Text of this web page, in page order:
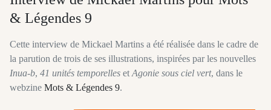
& Légendes 9
Cette interview de Mickael Martins a été réalisée dans le cadre de
la parution de trois de ses illustrations, inspirées par les nouvelles
Inua-b, 41 unités temporelles et Agonie sous ciel vert, dans le
webzine Mots & Légendes 9.